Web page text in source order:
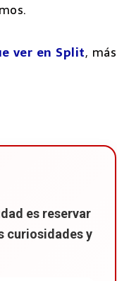
ver en Split, más
es reservar
curiosidades y